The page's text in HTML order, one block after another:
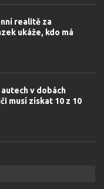
realitě za
ukáže, kdo má
v dobách
musí získat 10 z 10